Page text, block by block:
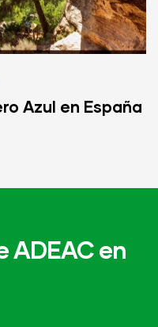
Azul en España
ADEAC en